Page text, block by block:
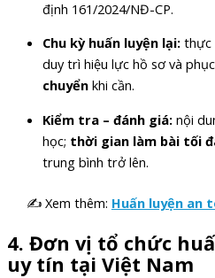
định 161/2024/NĐ-CP.
Chu kỳ huấn luyện lại: thực
duy trì hiệu lực hồ sơ và
chuyển khi cần.
Kiểm tra – đánh giá: nội
học; thời gian làm bài tối
trung bình trở lên.
✍ Xem thêm: Huấn luyện an
4. Đơn vị tổ chức
uy tín tại Việt Nam